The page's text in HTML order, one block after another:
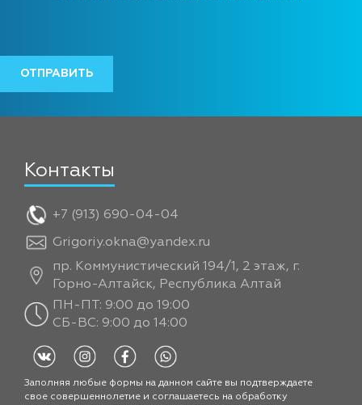
Контакты
+7 (913) 690-04-04
Grigoriy.okna@yandex.ru
пр. Коммунистический 194/1, 2 этаж, г.
Горно-Алтайск, Республика Алтай
ПН-ПТ: 9:00 до 19:00
СБ-ВС: 9:00 до 14:00
Заполняя любые формы на данном сайте вы подтверждаете
свое совершеннолетие и соглашаетесь на обработку